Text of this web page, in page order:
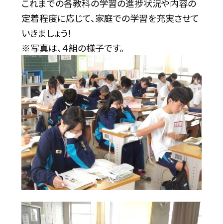
これまでの各教科の学習の進捗状況や内容の
定着程度に応じて、家庭での学習を充実させて
いきましょう！
※写真は、４組の様子です。